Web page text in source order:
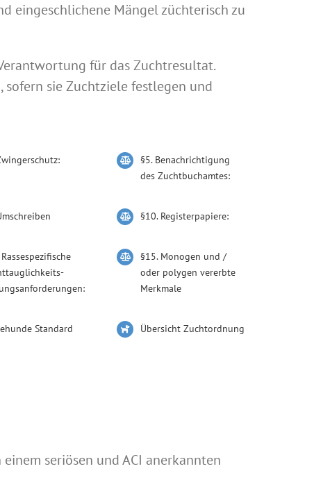
eingeschlichene Mängel züchterisch zu
für das Zuchtresultat.
sofern sie Zuchtziele festlegen und
§5. Benachrichtigung
des Zuchtbuchamtes:
§10. Registerpapiere:
§15. Monogen und /
oder polygen vererbte
Merkmale
Standard Übersicht Zuchtordnung
seriösen und ACI anerkannten